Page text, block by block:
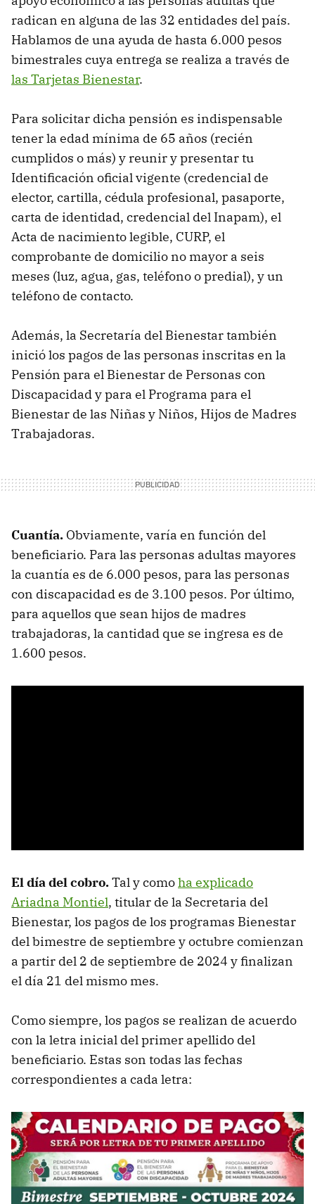
radican en alguna de las 32 entidades del país.
Hablamos de una ayuda de hasta 6.000 pesos
bimestrales cuya entrega se realiza a través de
las Tarjetas Bienestar.
Para solicitar dicha pensión es indispensable
tener la edad mínima de 65 años (recién
cumplidos o más) y reunir y presentar tu
Identificación oficial vigente (credencial de
elector, cartilla, cédula profesional, pasaporte,
carta de identidad, credencial del Inapam), el
Acta de nacimiento legible, CURP, el
comprobante de domicilio no mayor a seis
meses (luz, agua, gas, teléfono o predial), y un
teléfono de contacto.
Además, la Secretaría del Bienestar también
inició los pagos de las personas inscritas en la
Pensión para el Bienestar de Personas con
Discapacidad y para el Programa para el
Bienestar de las Niñas y Niños, Hijos de Madres
Trabajadoras.
Cuantía. Obviamente, varía en función del
beneficiario. Para las personas adultas mayores
la cuantía es de 6.000 pesos, para las personas
con discapacidad es de 3.100 pesos. Por último,
para aquellos que sean hijos de madres
trabajadoras, la cantidad que se ingresa es de
1.600 pesos.
El día del cobro.Tal y comoha explicado
Ariadna Montiel, titular de la Secretaria del
Bienestar, los pagos de los programas Bienestar
del bimestre de septiembre y octubre comienzan
a partir del 2 de septiembre de 2024 y finalizan
el día 21 del mismo mes.
Como siempre, los pagos se realizan de acuerdo
con la letra inicial del primer apellido del
beneficiario. Estas son todas las fechas
correspondientes a cada letra: